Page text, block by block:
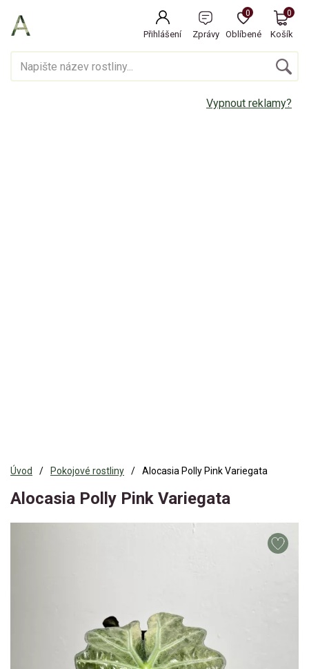
Přihlášení Zprávy Oblíbené
0
Košík
0
Vypnout reklamy?
Úvod Pokojové rostliny Alocasia Polly Pink Variegata
Alocasia Polly Pink Variegata